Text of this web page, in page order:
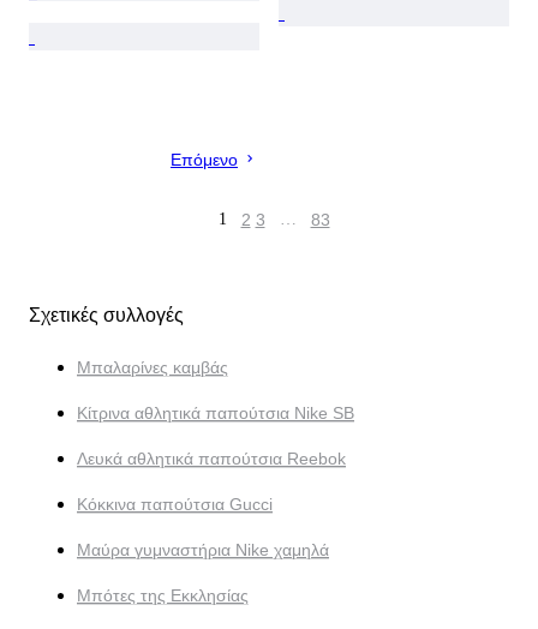
Επόμενο
1 2 3 … 83
Σχετικές συλλογές
Μπαλαρίνες καμβάς
Κίτρινα αθλητικά παπούτσια Nike SB
Λευκά αθλητικά παπούτσια Reebok
Κόκκινα παπούτσια Gucci
Μαύρα γυμναστήρια Nike χαμηλά
Μπότες της Εκκλησίας